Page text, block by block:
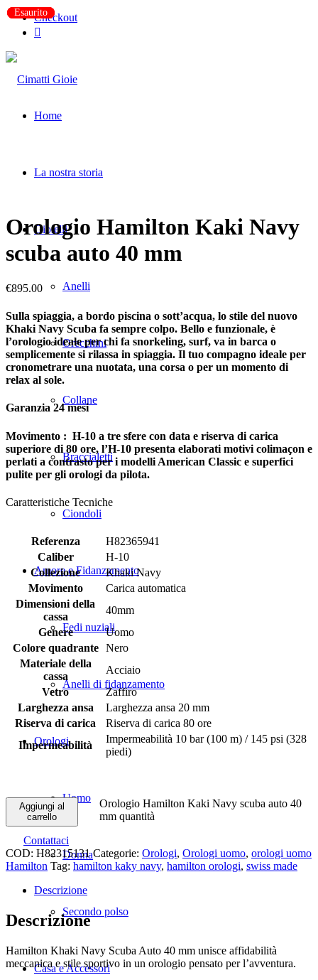
Checkout
Home
La nostra storia
Gioielli
Anelli
Orecchini
Collane
Braccialetti
Ciondoli
Amore e Fidanzamento
Fedi nuziali
Anelli di fidanzamento
Orologi
Uomo
Donna
Secondo polso
Casa e Accessori
Orologio Hamilton Kaki Navy
scuba auto 40 mm
€895.00
Sulla spiaggia, a bordo piscina o sott’acqua, lo stile del nuovo
Khaki Navy Scuba fa sempre colpo. Bello e funzionale, è
l’orologio ideale per chi fa snorkeling, surf, va in barca o
semplicemente si rilassa in spiaggia. Il tuo compagno ideale per
cronometrare una nuotata, una corsa o per un momento di
relax al sole.
Garanzia 24 mesi
Movimento : H-10 a tre sfere con data e riserva di carica
superiore di 80 ore, l’H-10 presenta elaborati motivi colimaçon e
perlati a contrasto per i modelli American Classic e superfici
pulite per gli orologi da pilota.
Caratteristiche Tecniche
Referenza
H82365941
Caliber
H-10
Collezione
Khaki Navy
Movimento
Carica automatica
Dimensioni della
cassa
40mm
Genere
Uomo
Colore quadrante
Nero
Materiale della
cassa
Acciaio
Vetro
Zaffiro
Larghezza ansa
Larghezza ansa 20 mm
Riserva di carica
Riserva di carica 80 ore
Impermeabilità
Impermeabilità 10 bar (100 m) / 145 psi (328
piedi)
Orologio Hamilton Kaki Navy scuba auto 40
mm quantità
Aggiungi al
carrello
Contattaci
COD: H82315131 Categorie: Orologi, Orologi uomo, orologi uomo
Hamilton Tag: hamilton kaky navy, hamilton orologi, swiss made
Descrizione
Descrizione
Hamilton Khaki Navy Scuba Auto 40 mm unisce affidabilità
meccanica e stile sportivo in un orologio pensato per l’avventura.
Esaurito
Esaurito
Esaurito